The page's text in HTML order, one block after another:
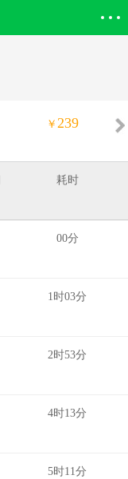
￥ 239
耗时
00分
1时03分
2时53分
4时13分
5时11分